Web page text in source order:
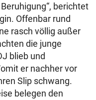
berichtet
Offenbar rund
rasch völlig außer
die junge
blieb und
er nachher vor
Slip schwang.
belegen den